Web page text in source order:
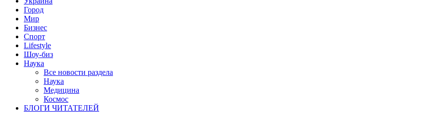
Город
Мир
Бизнес
Спорт
Lifestyle
Шоу-биз
Наука
Все новости раздела
Наука
Медицина
Космос
БЛОГИ ЧИТАТЕЛЕЙ